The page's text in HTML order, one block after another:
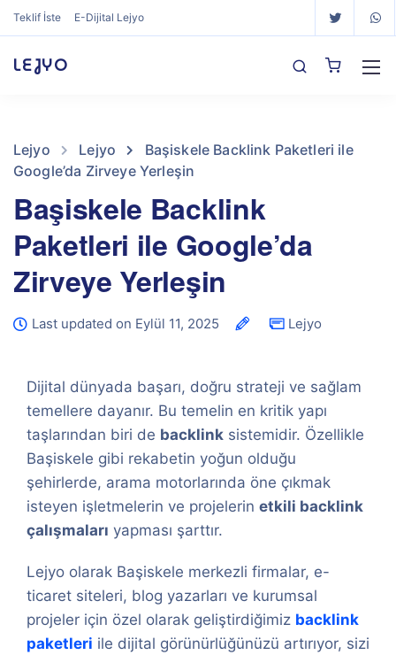
Teklif İste E-Dijital Lejyo
LEJYO
Lejyo Lejyo
Başiskele Backlink Paketleri ile
Google’da Zirveye Yerleşin
Başiskele Backlink
Paketleri ile Google’da
Zirveye Yerleşin
Last updated on Eylül 11, 2025 Lejyo
Dijital dünyada başarı, doğru strateji ve sağlam
temellere dayanır. Bu temelin en kritik yapı
taşlarından biri de backlink sistemidir. Özellikle
Başiskele gibi rekabetin yoğun olduğu
şehirlerde, arama motorlarında öne çıkmak
isteyen işletmelerin ve projelerin etkili backlink
çalışmaları yapması şarttır.
Lejyo olarak Başiskele merkezli firmalar, e-
ticaret siteleri, blog yazarları ve kurumsal
projeler için özel olarak geliştirdiğimiz backlink
paketleri ile dijital görünürlüğünüzü artırıyor, sizi